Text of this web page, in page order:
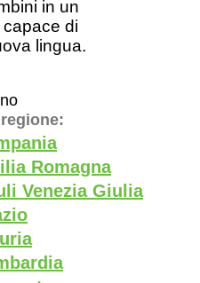
in un
di
lingua.
Romagna
Venezia Giulia